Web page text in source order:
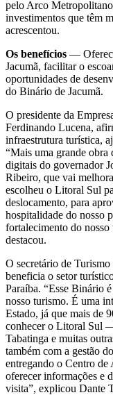
pelo Arco
investimentos que têm
acrescentou.
Os benefícios —
Jacumã, facilitar o
oportunidades de
do Binário de Jacumã.
O presidente da
Ferdinando Lucena,
infraestrutura turística,
“Mais uma grande obra
digitais do governador
Ribeiro, que vai
escolheu o Litoral Sul
deslocamento, para
hospitalidade do nosso
fortalecimento do nosso
destacou.
O secretário de
beneficia o setor
Paraíba. “Esse Binário
nosso turismo. É uma
Estado, já que mais de
conhecer o Litoral Sul
Tabatinga e muitas
também com a gestão
entregando o Centro
oferecer informações e
visita”, explicou Dante